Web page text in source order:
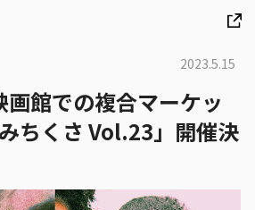
2023.5.15
画館での複合マーケッ
ちくさ Vol.23」開催決